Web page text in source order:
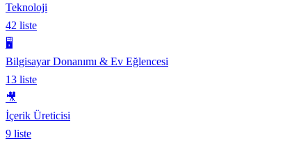
Teknoloji
42 liste
🖥️
Bilgisayar Donanımı & Ev Eğlencesi
13 liste
🎥
İçerik Üreticisi
9 liste